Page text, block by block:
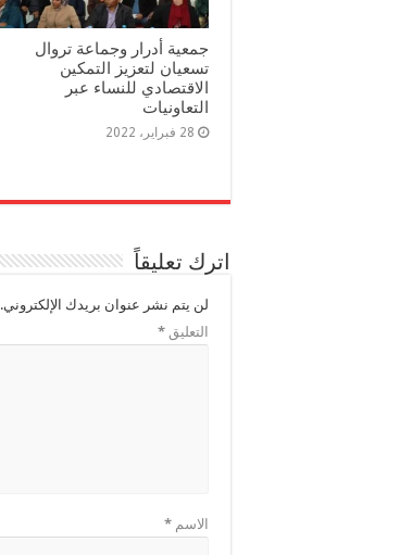
جمعية أدرار وجماعة تروال
تسعيان لتعزيز التمكين
الاقتصادي للنساء عبر
التعاونيات
28 فبراير، 2022
اترك تعليقاً
لن يتم نشر عنوان بريدك الإلكتروني.
التعليق *
الاسم *